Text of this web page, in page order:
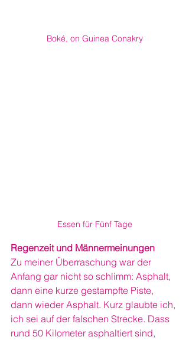
Boké, on Guinea Conakry
Essen für Fünf Tage
Regenzeit und Männermeinungen
Zu meiner Überraschung war der
Anfang gar nicht so schlimm: Asphalt,
dann eine kurze gestampfte Piste,
dann wieder Asphalt. Kurz glaubte ich,
ich sei auf der falschen Strecke. Dass
rund 50 Kilometer asphaltiert sind,